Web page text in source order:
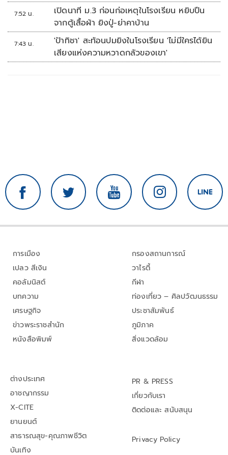
7:52 น.
เปิดนาที ม.3 ก่อนก่อเหตุในโรงเรียน หยิบปืน
จากตู้เสื้อผ้า ยิงปู่-ย่าคาบ้าน
7:43 น.
'ป้าทิชา' สะท้อนปมยิงในโรงเรียน 'ไม่มีใครได้ยิน
เสียงแห่งความหวาดกลัวของเขา'
การเมือง
เปลว สีเงิน
คอลัมนิสต์
บทความ
เศรษฐกิจ
ข่าวพระราชสำนัก
หนังสือพิมพ์
กรองสถานการณ์
วาไรตี้
กีฬา
ท่องเที่ยว – ศิลปวัฒนธรรม
ประชาสัมพันธ์
ภูมิภาค
สิ่งแวดล้อม
ต่างประเทศ
อาชญากรรม
X-CITE
ยานยนต์
สาธารณสุข-คุณภาพชีวิต
บันเทิง
PR & PRESS
เกี่ยวกับเรา
ติดต่อและ สนับสนุน
Privacy Policy